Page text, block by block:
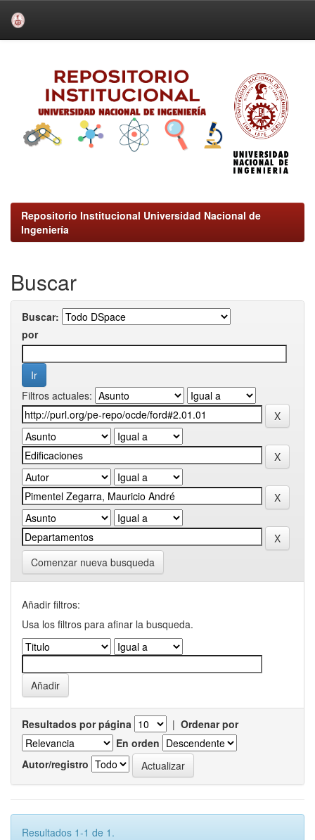
Repositorio Institucional Universidad Nacional de
Ingeniería
Buscar
Buscar:
por
Filtros actuales:
Comenzar nueva busqueda
Añadir filtros:
Usa los filtros para afinar la busqueda.
Resultados por página | Ordenar por
En orden
Autor/registro
Resultados 1-1 de 1.